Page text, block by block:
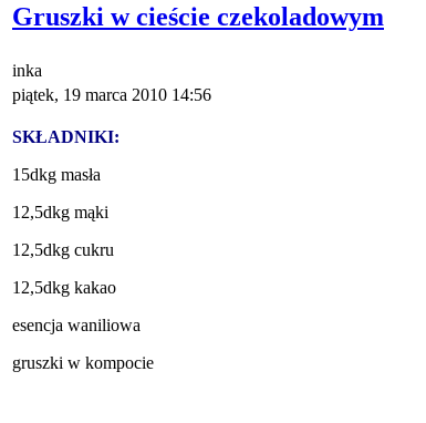
Gruszki w cieście czekoladowym
inka
piątek, 19 marca 2010 14:56
SKŁADNIKI:
15dkg masła
12,5dkg mąki
12,5dkg cukru
12,5dkg kakao
esencja waniliowa
gruszki w kompocie